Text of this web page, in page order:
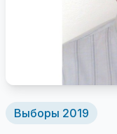
Выборы 2019